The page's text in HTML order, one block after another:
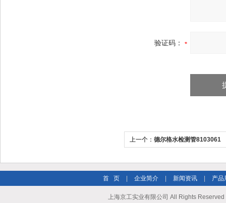
验证码：
上一个： 德尔格水检测管8103061
首 页 企业简介 新闻资讯 产品
上海京工实业有限公司 All Rights